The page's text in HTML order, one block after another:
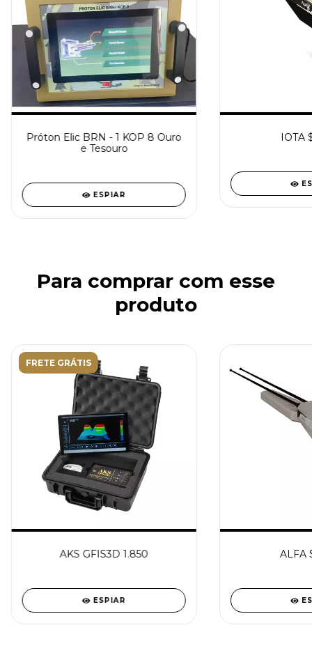
Próton Elic BRN - 1 KOP 8 Ouro
e Tesouro
ESPIAR
IOTA
Para comprar com esse
produto
FRETE GRÁTIS
AKS GFIS3D 1.850
ESPIAR
ALFA